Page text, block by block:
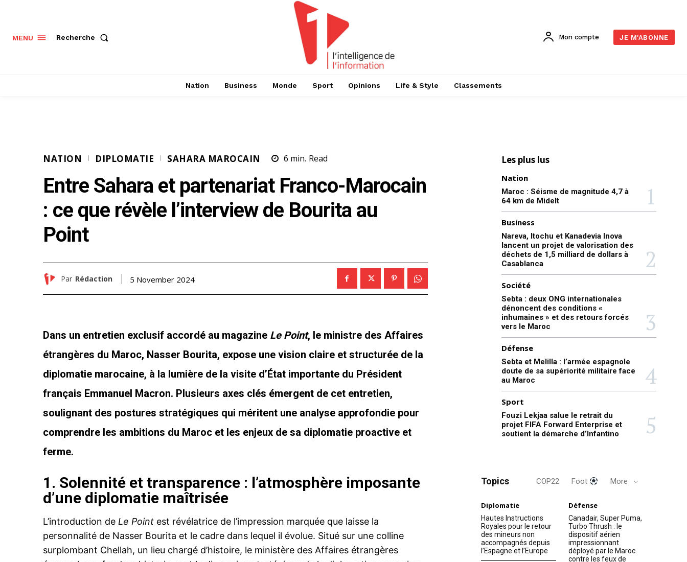
MENU Recherche Mon compte JE M'ABONNE
Nation Business Monde Sport Opinions Life & Style Classements
NATION DIPLOMATIE SAHARA MAROCAIN 6 min. Read
Entre Sahara et partenariat Franco-Marocain
: ce que révèle l’interview de Bourita au
Point
Par Rédaction 5 November 2024
Dans un entretien exclusif accordé au magazine Le Point, le ministre des Affaires
étrangères du Maroc, Nasser Bourita, expose une vision claire et structurée de la
diplomatie marocaine, à la lumière de la visite d’État importante du Président
français Emmanuel Macron. Plusieurs axes clés émergent de cet entretien,
soulignant des postures stratégiques qui méritent une analyse approfondie pour
comprendre les ambitions du Maroc et les enjeux de sa diplomatie proactive et
ferme.
1. Solennité et transparence : l’atmosphère imposante
d’une diplomatie maîtrisée
L’introduction de Le Point est révélatrice de l’impression marquée que laisse la
personnalité de Nasser Bourita et le cadre dans lequel il évolue. Situé sur une colline
surplombant Chellah, un lieu chargé d’histoire, le ministère des Affaires étrangères
Les plus lus
Nation
Maroc : Séisme de magnitude 4,7 à
64 km de Midelt
Business
Nareva, Itochu et Kanadevia Inova
lancent un projet de valorisation des
déchets de 1,5 milliard de dollars à
Casablanca
Société
Sebta : deux ONG internationales
dénoncent des conditions «
inhumaines » et des retours forcés
vers le Maroc
Défense
Sebta et Melilla : l’armée espagnole
doute de sa supériorité militaire face
au Maroc
Sport
Fouzi Lekjaa salue le retrait du
projet FIFA Forward Enterprise et
soutient la démarche d’Infantino
Topics COP22 Foot More
Diplomatie
Hautes Instructions
Royales pour le retour
des mineurs non
accompagnés depuis
l’Espagne et l’Europe
Défense
Canadair, Super Puma,
Turbo Thrush : le
dispositif aérien
impressionnant
déployé par le Maroc
contre les feux de